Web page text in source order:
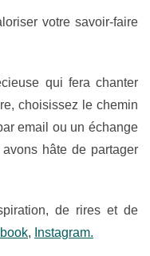
votre savoir-faire
qui fera chanter
choisissez le chemin
email ou un échange
hâte de partager
de rires et de
, Instagram.